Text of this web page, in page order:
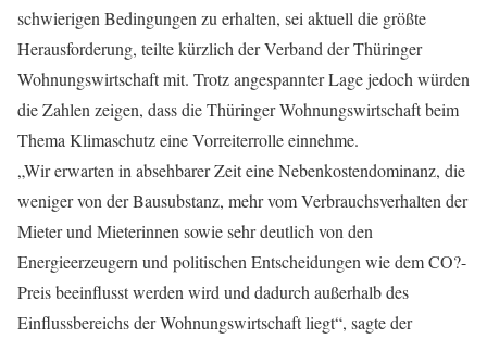
schwierigen Bedingungen zu erhalten, sei aktuell die größte
Herausforderung, teilte kürzlich der Verband der Thüringer
Wohnungswirtschaft mit. Trotz angespannter Lage jedoch würden
die Zahlen zeigen, dass die Thüringer Wohnungswirtschaft beim
Thema Klimaschutz eine Vorreiterrolle einnehme.
„Wir erwarten in absehbarer Zeit eine Nebenkostendominanz, die
weniger von der Bausubstanz, mehr vom Verbrauchsverhalten der
Mieter und Mieterinnen sowie sehr deutlich von den
Energieerzeugern und politischen Entscheidungen wie dem CO?-
Preis beeinflusst werden wird und dadurch außerhalb des
Einflussbereichs der Wohnungswirtschaft liegt“, sagte der